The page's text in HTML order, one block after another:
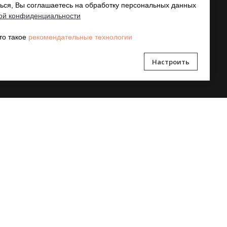
Вы соглашаетесь на обработку персональных данных
й конфиденциальности
такое рекомендательные технологии
Настроить